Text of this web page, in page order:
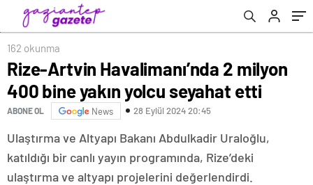
162 okunma
Rize-Artvin Havalimanı’nda 2 milyon
400 bine yakın yolcu seyahat etti
ABONE OL News 28 Eylül 2024 20:45
Ulaştırma ve Altyapı Bakanı Abdulkadir Uraloğlu,
katıldığı bir canlı yayın programında, Rize’deki
ulaştırma ve altyapı projelerini değerlendirdi.